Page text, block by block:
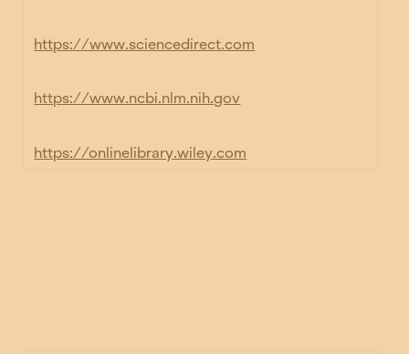
https://www.sciencedirect.com
https://www.ncbi.nlm.nih.gov
https://onlinelibrary.wiley.com